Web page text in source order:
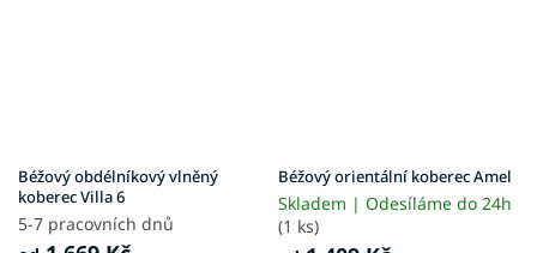
Béžový obdélníkový vlněný
koberec Villa 6
5-7 pracovních dnů
Béžový orientální koberec Amel
Skladem | Odesíláme do 24h
(1 ks)